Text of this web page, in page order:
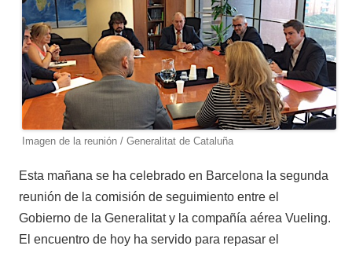
Imagen de la reunión / Generalitat de Cataluña
Esta mañana se ha celebrado en Barcelona la segunda
reunión de la comisión de seguimiento entre el
Gobierno de la Generalitat y la compañía aérea Vueling.
El encuentro de hoy ha servido para repasar el